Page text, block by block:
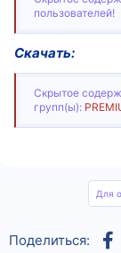
пользователей!
Скачать:
Скрытое
групп(ы):
Для
Поделиться: